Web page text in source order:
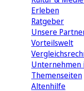
Erleben
Ratgeber
Unsere
Vorteilswelt
Unternehmen
Themenseiten
Altenhilfe